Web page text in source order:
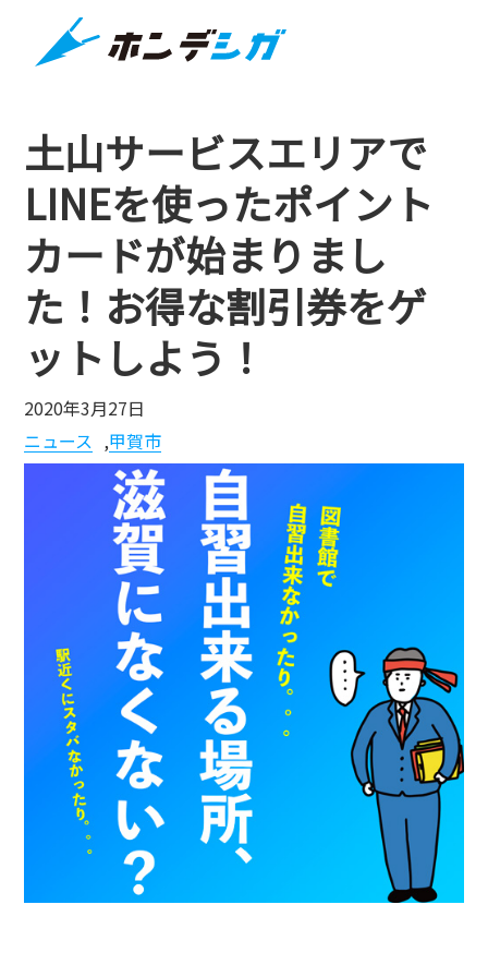
土山サービスエリアで
LINEを使ったポイント
カードが始まりまし
た！お得な割引券をゲ
ットしよう！
2020年3月27日
ニュース ,甲賀市